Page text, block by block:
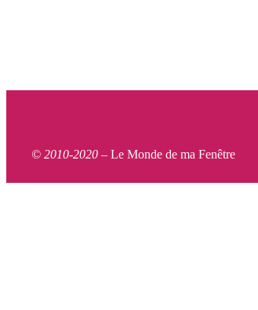
© 2010-2020 – Le Monde de ma Fenêtre